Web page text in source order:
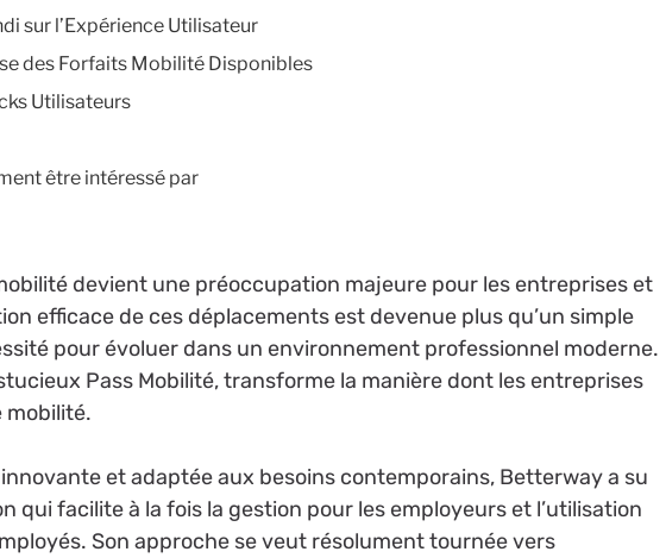
sur l’Expérience Utilisateur
des Forfaits Mobilité Disponibles
Utilisateurs
être intéressé par
devient une préoccupation majeure pour les entreprises et
efficace de ces déplacements est devenue plus qu’un simple
pour évoluer dans un environnement professionnel moderne.
Pass Mobilité, transforme la manière dont les entreprises
mobilité.
innovante et adaptée aux besoins contemporains, Betterway a su
qui facilite à la fois la gestion pour les employeurs et l’utilisation
Son approche se veut résolument tournée vers